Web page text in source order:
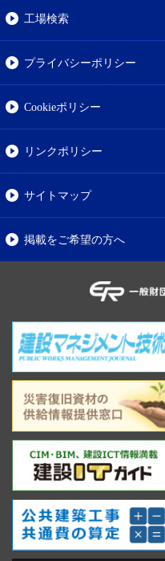
工場検索
プライバシーポリシー
Cookieポリシー
リンクポリシー
サイトマップ
掲載をご希望の方へ